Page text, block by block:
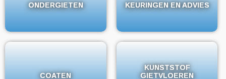
ONDERGIETEN
ONDERGIETEN KEURINGEN EN ADVIES
KEURINGEN EN ADVIES
COATEN
COATEN
KUNSTSTOF
GIETVLOEREN
KUNSTSTOF
GIETVLOEREN